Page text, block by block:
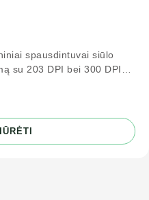
spausdintuvai siūlo
su 203 DPI bei 300 DPI